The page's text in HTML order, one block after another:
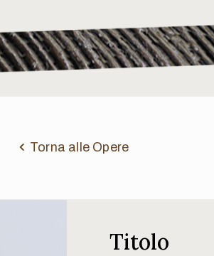
Torna alle Opere
Titolo